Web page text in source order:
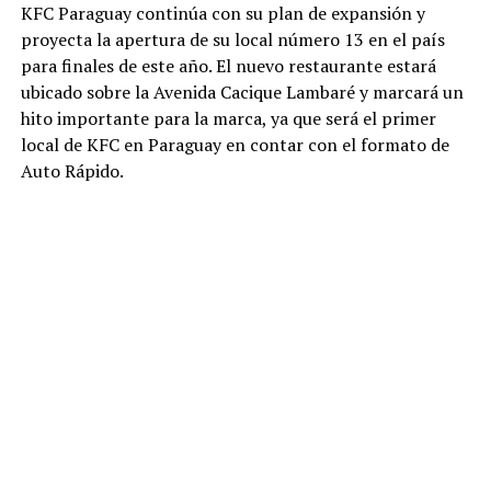
KFC Paraguay continúa con su plan de expansión y
proyecta la apertura de su local número 13 en el país
para finales de este año. El nuevo restaurante estará
ubicado sobre la Avenida Cacique Lambaré y marcará un
hito importante para la marca, ya que será el primer
local de KFC en Paraguay en contar con el formato de
Auto Rápido.